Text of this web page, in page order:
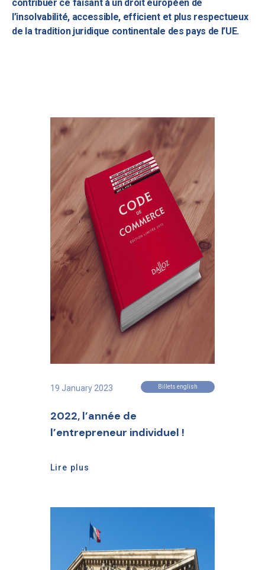
contribuer ce faisant à un droit européen de
l’insolvabilité, accessible, efficient et plus respectueux
de la tradition juridique continentale des pays de l’UE.
19 January 2023 Billets english
2022, l’année de
l’entrepreneur individuel !
Lire plus